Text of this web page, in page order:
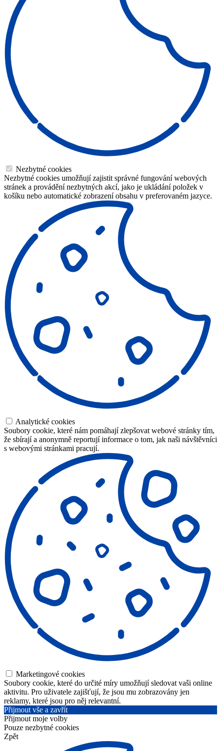
Nezbytné cookies
Nezbytné cookies umožňují zajistit správné fungování webových
stránek a provádění nezbytných akcí, jako je ukládání položek v
košíku nebo automatické zobrazení obsahu v preferovaném jazyce.
Analytické cookies
Soubory cookie, které nám pomáhají zlepšovat webové stránky tím,
že sbírají a anonymně reportují informace o tom, jak naši návštěvníci
s webovými stránkami pracují.
Marketingové cookies
Soubory cookie, které do určité míry umožňují sledovat vaši online
aktivitu. Pro uživatele zajišťují, že jsou mu zobrazovány jen
reklamy, které jsou pro něj relevantní.
Přijmout vše a zavřít
Přijmout moje volby
Pouze nezbytné cookies
Zpět